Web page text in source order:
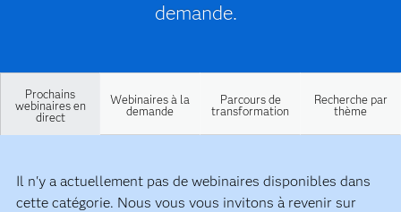
demande.
Prochains
webinaires en
direct
Webinaires à la
demande
Parcours de
transformation
Recherche par
thème
Il n'y a actuellement pas de webinaires disponibles dans
cette catégorie. Nous vous vous invitons à revenir sur